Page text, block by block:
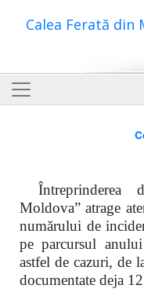
Calea Ferată din
Moldova” atrage
numărului de
pe parcursul
astfel de cazuri, de
documentate deja